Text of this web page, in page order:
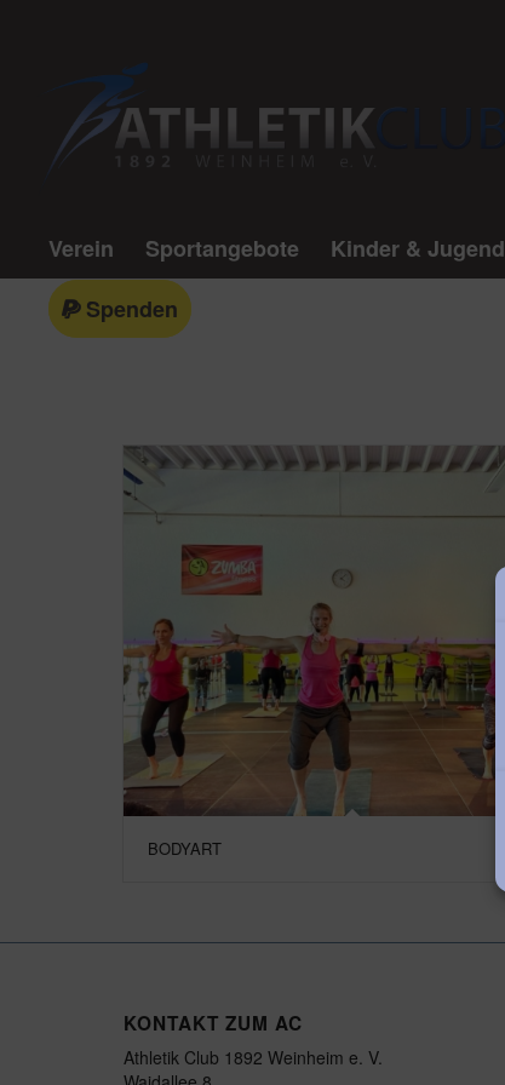
Verein Sportangebote Kinder & Jugend
Spenden
BODYART
KONTAKT ZUM AC
Athletik Club 1892 Weinheim e. V.